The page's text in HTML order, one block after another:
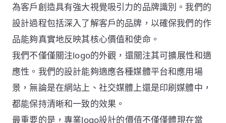
為客戶創造具有強大視覺吸引力的品牌識別。我們的
設計過程包括深入了解客戶的品牌，以確保我們的作
品能夠真實地反映其核心價值和使命。
我們不僅僅關注logo的外觀，還關注其可擴展性和適
應性。我們的設計能夠適應各種媒體平台和應用場
景，無論是在網站上、社交媒體上還是印刷媒體中，
都能保持清晰和一致的效果。
最重要的是，專業logo設計的價值不僅僅體現在當